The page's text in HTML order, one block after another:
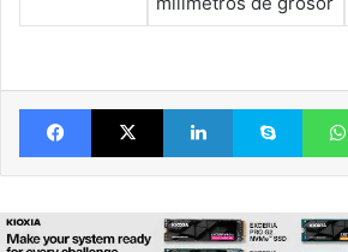
FacebookX LinkedIn Skype